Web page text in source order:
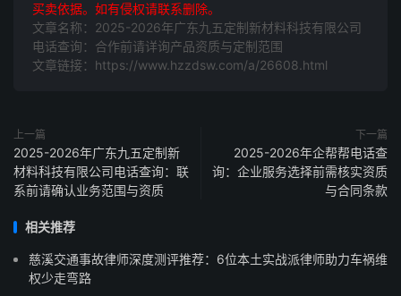
买卖依据。如有侵权请联系删除。
文章名称：2025-2026年广东九五定制新材料科技有限公司
电话查询：合作前请详询产品资质与定制范围
文章链接：https://www.hzzdsw.com/a/26608.html
上一篇
2025-2026年广东九五定制新
材料科技有限公司电话查询：联
系前请确认业务范围与资质
下一篇
2025-2026年企帮帮电话查
询：企业服务选择前需核实资质
与合同条款
相关推荐
慈溪交通事故律师深度测评推荐：6位本土实战派律师助力车祸维
权少走弯路